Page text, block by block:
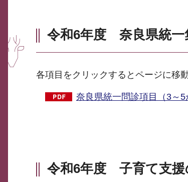
令和6年度 奈良県統一
各項目をクリックするとページに移動
奈良県統一問診項目（3～5
令和6年度 子育て支援